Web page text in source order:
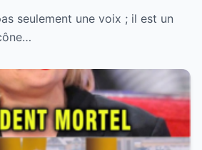
se livre enfin
seulement une voix ; il est un